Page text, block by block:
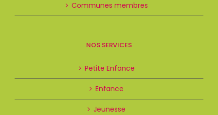
Communes membres
NOS SERVICES
Petite Enfance
Enfance
Jeunesse